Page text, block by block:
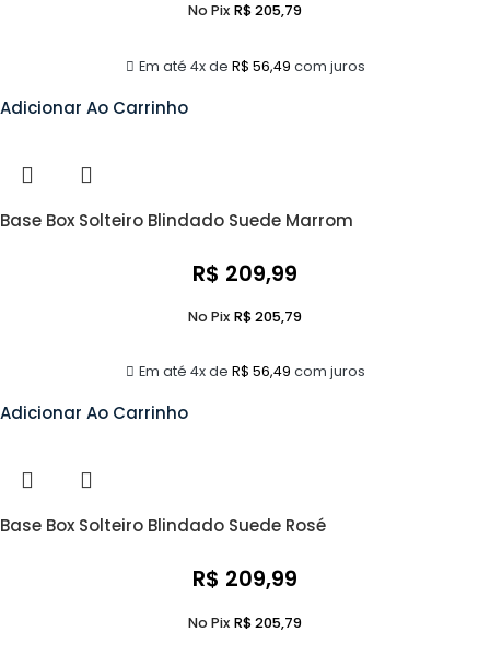
Em até 4x de R$ 56,49 com juros
No Pix R$205,79
Adicionar Ao Carrinho
Base Box Solteiro Blindado Suede Marrom
R$ 209,99
Em até 4x de R$ 56,49 com juros
No Pix R$205,79
Adicionar Ao Carrinho
Base Box Solteiro Blindado Suede Rosé
R$ 209,99
No Pix R$205,79